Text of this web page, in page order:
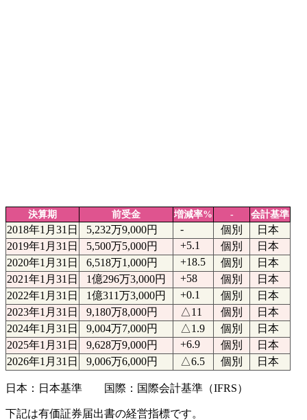
決算期 前受金 増減率% - 会計基準
2018年1月31日 5,232万9,000円 - 個別
日本
2019年1月31日
5,500万5,000円 +5.1 個別
日本
2020年1月31日
6,518万1,000円 +18.5 個別
日本
2021年1月31日
1億296万3,000円 +58 個別
日本
2022年1月31日
1億311万3,000円 +0.1 個別
日本
2023年1月31日
9,180万8,000円 △11 個別
日本
2024年1月31日
9,004万7,000円 △1.9 個別
日本
2025年1月31日
9,628万9,000円 +6.9 個別
日本
2026年1月31日
9,006万6,000円 △6.5 個別 日本
日本：日本基準 国際：国際会計基準（IFRS）
下記は有価証券届出書の経営指標です。